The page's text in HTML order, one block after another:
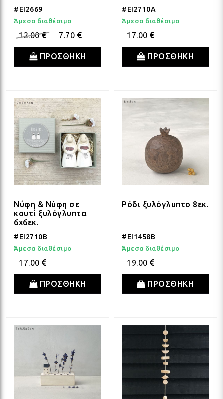
#EI2669
Άμεσα διαθέσιμο
12.00 7.70
ΠΡΟΣΘΗΚΗ
#EI2710A
Άμεσα διαθέσιμο
17.00
ΠΡΟΣΘΗΚΗ
Νύφη & Νύφη σε
κουτί ξυλόγλυπτα
6x6εκ.
#EI2710B
Άμεσα διαθέσιμο
17.00
ΠΡΟΣΘΗΚΗ
Ρόδι ξυλόγλυπτο 8εκ.
#EI1458B
Άμεσα διαθέσιμο
19.00
ΠΡΟΣΘΗΚΗ